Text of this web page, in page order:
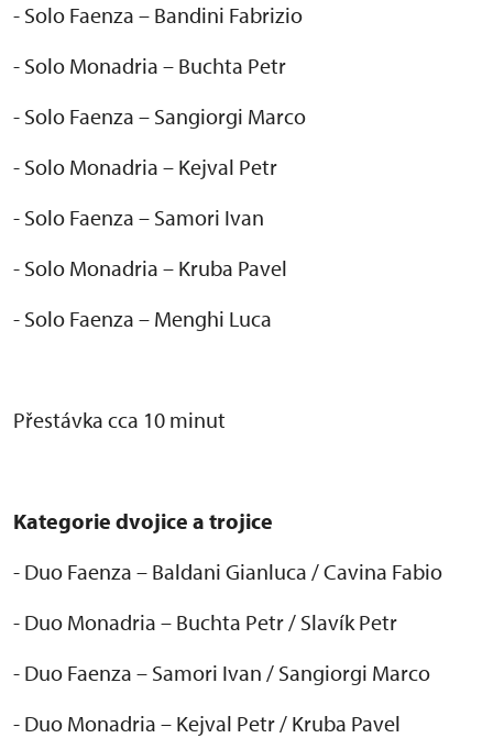
- Solo Faenza – Bandini Fabrizio
- Solo Monadria – Buchta Petr
- Solo Faenza – Sangiorgi Marco
- Solo Monadria – Kejval Petr
- Solo Faenza – Samori Ivan
- Solo Monadria – Kruba Pavel
- Solo Faenza – Menghi Luca
Přestávka cca 10 minut
Kategorie dvojice a trojice
- Duo Faenza – Baldani Gianluca / Cavina Fabio
- Duo Monadria – Buchta Petr / Slavík Petr
- Duo Faenza – Samori Ivan / Sangiorgi Marco
- Duo Monadria – Kejval Petr / Kruba Pavel